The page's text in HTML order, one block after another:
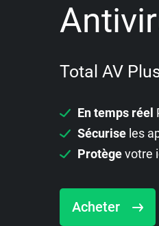
Total AV
En temps réel
Sécurise les
Protègevotre
Acheter